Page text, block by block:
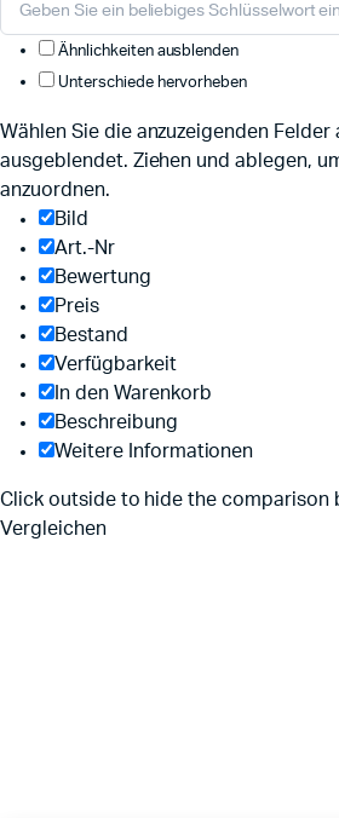
Ähnlichkeiten ausblenden
Unterschiede hervorheben
Wählen Sie die anzuzeigenden Felder
ausgeblendet. Ziehen und ablegen,
anzuordnen.
Bild
Art.-Nr
Bewertung
Preis
Bestand
Verfügbarkeit
In den Warenkorb
Beschreibung
Weitere Informationen
Click outside to hide the comparison
Vergleichen